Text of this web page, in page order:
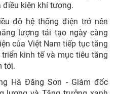
kiện khí tượng.
độ hệ thống điện trở nên
lượng tái tạo ngày càng
của Việt Nam tiếp tục tăng
kinh tế và mục tiêu tăng
tới.
Hà Đăng Sơn - Giám đốc